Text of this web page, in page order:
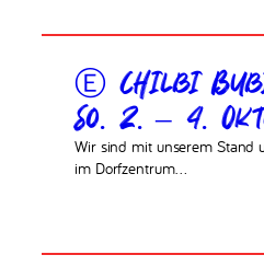
Ⓔ Chilbi
So. 2. – 4.
Wir sind mit unserem Stand
im Dorfzentrum…